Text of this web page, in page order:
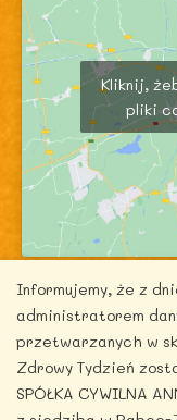
Kliknij,
pliki
Copyright ©
Informujemy, że z
administratorem
przetwarzanych w
Zdrowy Tydzień
SPÓŁKA CYWILNA